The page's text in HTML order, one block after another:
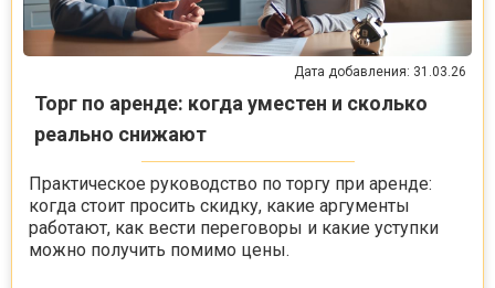
Дата добавления: 31.03.26
Торг по аренде: когда уместен и сколько
реально снижают
Практическое руководство по торгу при аренде:
когда стоит просить скидку, какие аргументы
работают, как вести переговоры и какие уступки
можно получить помимо цены.